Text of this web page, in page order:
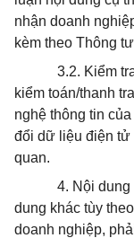
nhận doanh
kèm theo Thông
3.2. Kiểm
kiểm toán/thanh
nghệ thông tin
đổi dữ liệu điện tử
quan.
4. Nội
dung khác tùy
doanh nghiệp,